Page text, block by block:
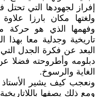
إفراز لجهودها التي تحتل
ولغتها مكان بارزا
وفهمها الذي هو حركة
تاريخية وجدلية معا بهذا
البعد عن فكرة الجدل
دبلومه وأطروحته فضلا
الغاية والرسوخ.
ونعجب كيف يشير
ومع ذلك يصفها